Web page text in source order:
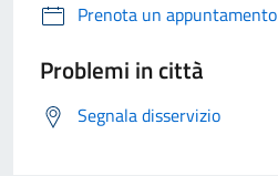
Prenota un appuntamento
Problemi in città
Segnala disservizio